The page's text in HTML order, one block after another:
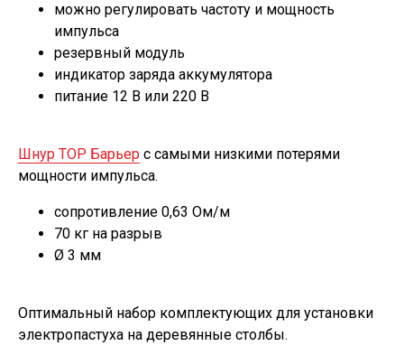
можно регулировать частоту и мощность
импульса
резервный модуль
индикатор заряда аккумулятора
питание 12 В или 220 В
Шнур ТОР Барьер с самыми низкими потерями
мощности импульса.
сопротивление 0,63 Ом/м
70 кг на разрыв
Ø 3 мм
Оптимальный набор комплектующих для установки
электропастуха на деревянные столбы.